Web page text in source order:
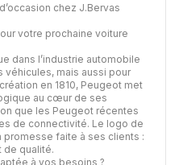
chez J.Bervas
votre prochaine voiture
dans l’industrie automobile
véhicules, mais aussi pour
en 1810, Peugeot met
au cœur de ses
que les Peugeot récentes
de connectivité. Le logo de
promesse faite à ses clients :
de qualité.
à vos besoins ?